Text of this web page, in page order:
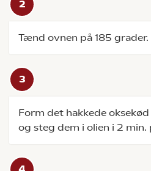
Tænd ovnen på 185 grader.
Form det hakkede
og steg dem i olien i 2 min.